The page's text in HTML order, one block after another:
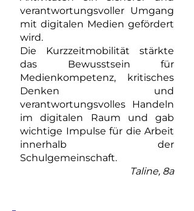
verantwortungsvoller Umgang
mit digitalen Medien gefördert
wird.
Die Kurzzeitmobilität stärkte
das Bewusstsein für
Medienkompetenz, kritisches
Denken und
verantwortungsvolles Handeln
im digitalen Raum und gab
wichtige Impulse für die Arbeit
innerhalb der
Schulgemeinschaft.
Taline, 8a